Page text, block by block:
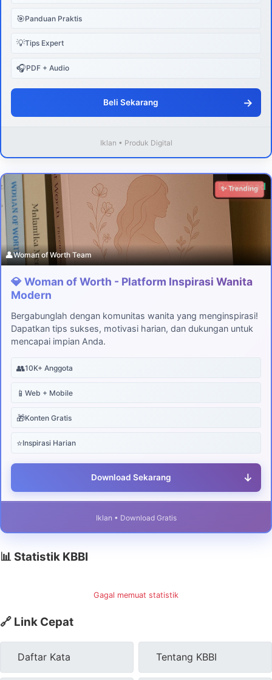
🎯Panduan Praktis
💡Tips Expert
🎧PDF + Audio
Beli Sekarang →
Iklan • Produk Digital
Download
✨ Trending
👤Woman of Worth Team
💎 Woman of Worth - Platform Inspirasi Wanita
Modern
Bergabunglah dengan komunitas wanita yang menginspirasi!
Dapatkan tips sukses, motivasi harian, dan dukungan untuk
mencapai impian Anda.
👥10K+ Anggota
📱 Web + Mobile
🎁Konten Gratis
⭐Inspirasi Harian
Download Sekarang ↓
Iklan • Download Gratis
📊 Statistik KBBI
Gagal memuat statistik
🔗 Link Cepat
Daftar Kata Tentang KBBI